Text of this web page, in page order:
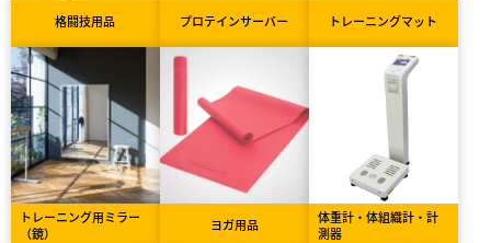
格闘技用品 プロテインサーバー トレーニングマット
トレーニング用ミラー
（鏡）
ヨガ用品
体重計・体組織計・計
測器